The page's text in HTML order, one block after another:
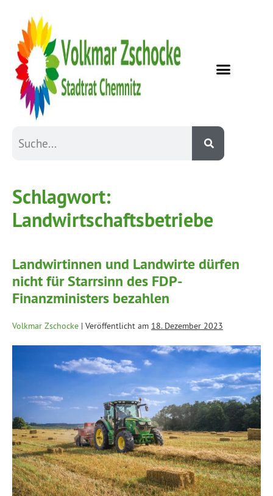
Schlagwort:
Landwirtschaftsbetriebe
Landwirtinnen und Landwirte dürfen
nicht für Starrsinn des FDP-
Finanzministers bezahlen
Volkmar Zschocke | Veröffentlicht am 18. Dezember 2023